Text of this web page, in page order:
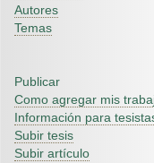
Autores
Temas
Publicar
Como agregar mis
Información para
Subir tesis
Subir artículo